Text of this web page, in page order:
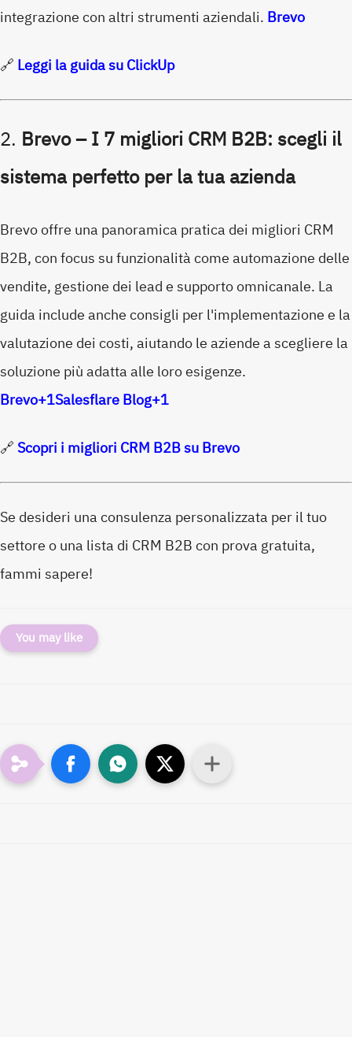
integrazione con altri strumenti aziendali. Brevo
🔗 Leggi la guida su ClickUp
2. Brevo – I 7 migliori CRM B2B: scegli il
sistema perfetto per la tua azienda
Brevo offre una panoramica pratica dei migliori CRM
B2B, con focus su funzionalità come automazione delle
vendite, gestione dei lead e supporto omnicanale. La
guida include anche consigli per l'implementazione e la
valutazione dei costi, aiutando le aziende a scegliere la
soluzione più adatta alle loro esigenze.
Brevo+1Salesflare Blog+1
🔗Scopri i migliori CRM B2B su Brevo
Se desideri una consulenza personalizzata per il tuo
settore o una lista di CRM B2B con prova gratuita,
fammi sapere!
You may like